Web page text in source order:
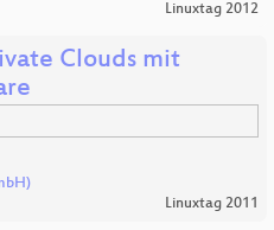
Linuxtag 2012
Clouds mit
Linuxtag 2011